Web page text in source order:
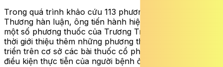
Trong quá trình khảo cứu 113 phương thuốc trong
Thương hàn luận, ông tiến hành hiệu đính, khảo chính
một số phương thuốc của Trương Trọng Cảnh, đồng
thời giới thiệu thêm những phương thuốc mới được phát
triển trên cơ sở các bài thuốc cổ phương, phù hợp với
điều kiện thực tiễn của người bệnh ở Việt Nam.